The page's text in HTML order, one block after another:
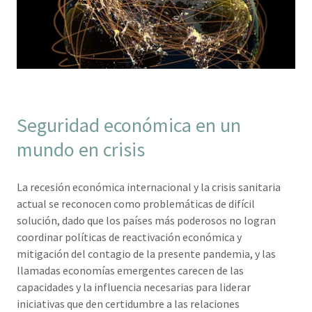
Seguridad económica en un
mundo en crisis
La recesión económica internacional y la crisis sanitaria
actual se reconocen como problemáticas de difícil
solución, dado que los países más poderosos no logran
coordinar políticas de reactivación económica y
mitigación del contagio de la presente pandemia, y las
llamadas economías emergentes carecen de las
capacidades y la influencia necesarias para liderar
iniciativas que den certidumbre a las relaciones